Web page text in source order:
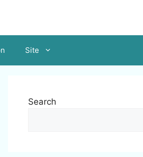
Site
Search